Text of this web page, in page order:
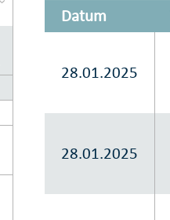
Datum
28.01.2025
28.01.2025